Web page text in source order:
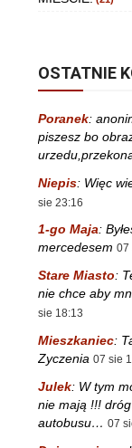
OSTATNIE
Poranek:
piszesz bo
Niepis: Więc
sie 23:16
1-go Maja:
mercedesem 07
Stare Miasto:
nie chce aby
sie 18:13
Mieszkaniec:
Zyczenia 07 sie
Julek: W tym
nie mają !!!
autobusu… 07